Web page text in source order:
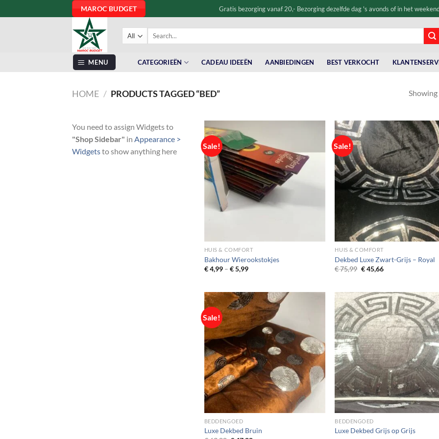
to
MAROC BUDGET Gratis bezorging vanaf 20,- Bezorging dezelfde dag 's avonds of in het
Search
MENU CATEGORIEËN CADEAU IDEEËN AANBIEDINGEN BEST VERKOCHT
HOME / PRODUCTS TAGGED “BED”
You need to assign Widgets to
"Shop Sidebar" in Appearance >
Widgetsto show anything here
Sale!
HUIS & COMFORT
Bakhour Wierookstokjes
€4,99 – €5,99Price
€ 5,99
Sale!
HUIS & COMFORT
Dekbed Luxe Zwart-Grijs – Royal
€75,99 Original
price
€45,66Current
Sale!
BEDDENGOED
Luxe Dekbed Bruin
BEDDENGOED
Luxe Dekbed Grijs op Grijs